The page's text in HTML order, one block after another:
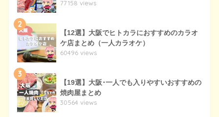
77158 views
2
【12選】大阪でヒトカラにおすすめのカラオ
ケ店まとめ（一人カラオケ）
60496 views
3
【19選】大阪･一人でも入りやすいおすすめの
焼肉屋まとめ
30564 views